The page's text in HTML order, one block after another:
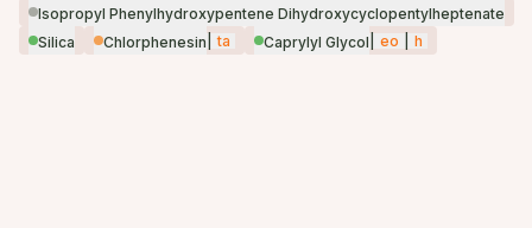
Isopropyl Phenylhydroxypentene Dihydroxycyclopentylheptenate
Silica
Chlorphenesin ta Caprylyl Glycol eo h